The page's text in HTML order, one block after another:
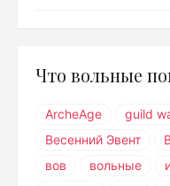
Что вольные
ArcheAge guild
Весенний Эвент
вов
вольные